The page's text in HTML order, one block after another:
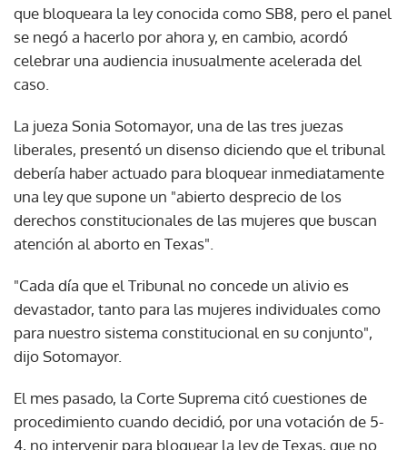
que bloqueara la ley conocida como SB8, pero el panel
se negó a hacerlo por ahora y, en cambio, acordó
celebrar una audiencia inusualmente acelerada del
caso.
La jueza Sonia Sotomayor, una de las tres juezas
liberales, presentó un disenso diciendo que el tribunal
debería haber actuado para bloquear inmediatamente
una ley que supone un "abierto desprecio de los
derechos constitucionales de las mujeres que buscan
atención al aborto en Texas".
"Cada día que el Tribunal no concede un alivio es
devastador, tanto para las mujeres individuales como
para nuestro sistema constitucional en su conjunto",
dijo Sotomayor.
El mes pasado, la Corte Suprema citó cuestiones de
procedimiento cuando decidió, por una votación de 5-
4, no intervenir para bloquear la ley de Texas, que no